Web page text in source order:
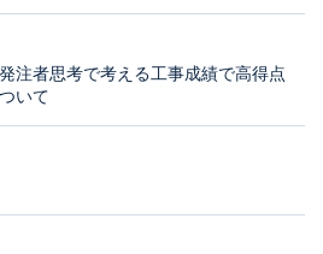
注者思考で考える工事成績で高得点
いて